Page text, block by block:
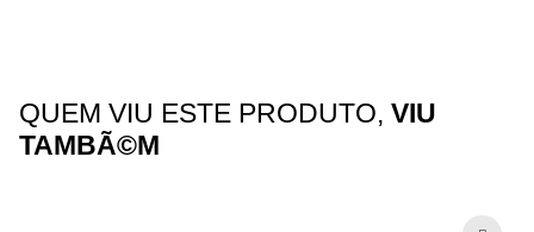
QUEM VIU ESTE PRODUTO, VIU
TAMBÃ©M